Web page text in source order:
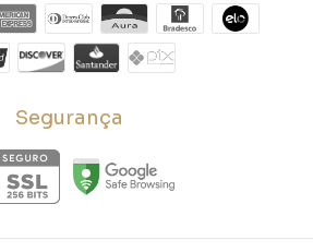
Segurança